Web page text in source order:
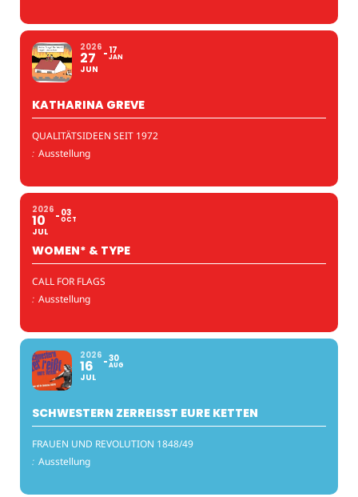
2026
27
JUN
17
JAN
KATHARINA GREVE
QUALITÄTSIDEEN SEIT 1972
: Ausstellung
2026
10
JUL
03
OCT
WOMEN* & TYPE
CALL FOR FLAGS
: Ausstellung
2026
16
JUL
30
AUG
SCHWESTERN ZERREISST EURE KETTEN
FRAUEN UND REVOLUTION 1848/49
: Ausstellung